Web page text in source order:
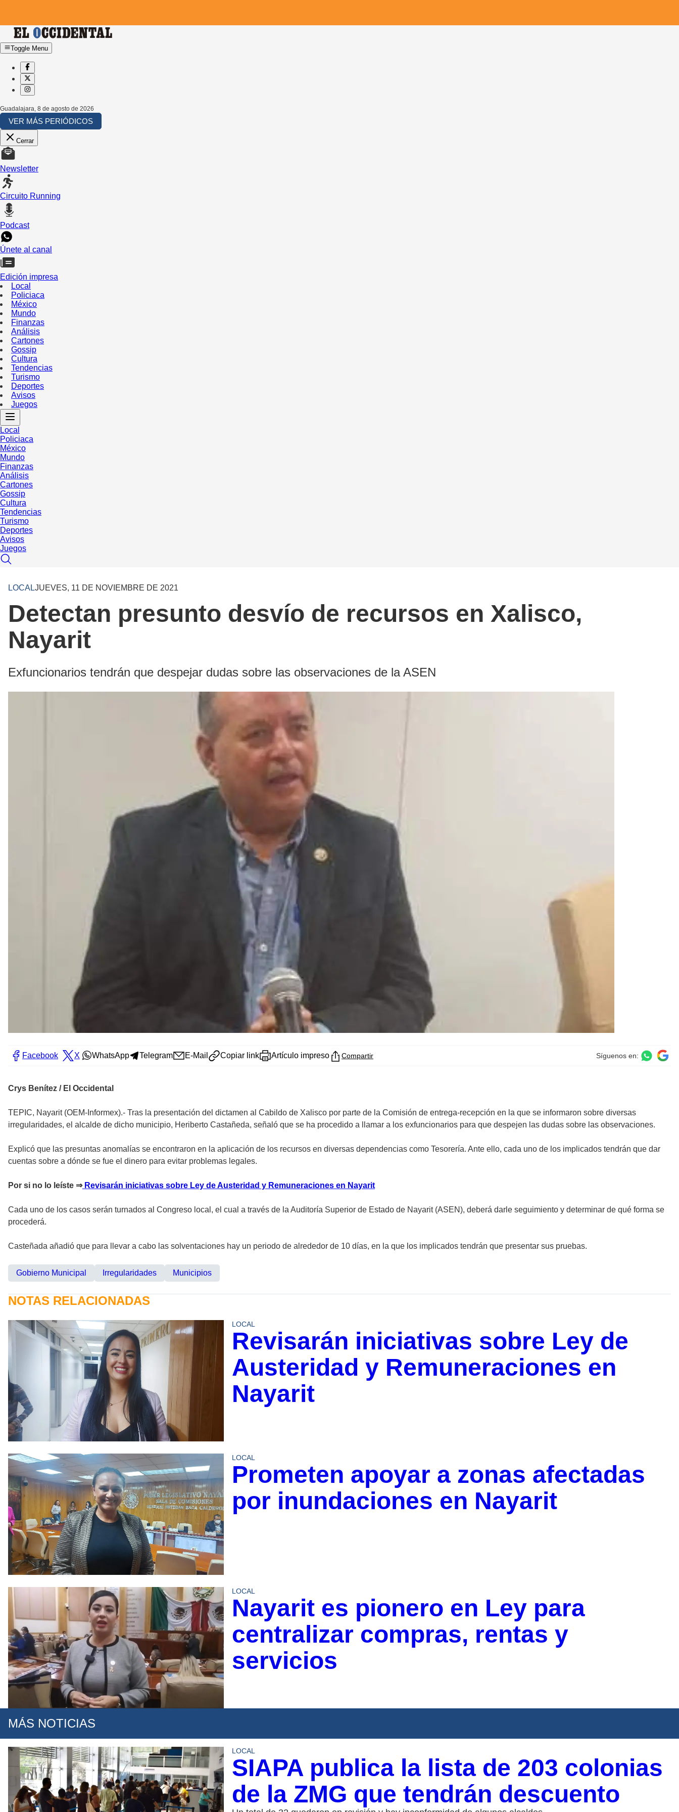
Toggle Menu
Guadalajara, 8 de agosto de 2026
VER MÁS PERIÓDICOS
Cerrar
Newsletter
Circuito Running
Podcast
Únete al canal
Edición impresa
Local
Policiaca
México
Mundo
Finanzas
Análisis
Cartones
Gossip
Cultura
Tendencias
Turismo
Deportes
Avisos
Juegos
Local
Policiaca
México
Mundo
Finanzas
Análisis
Cartones
Gossip
Cultura
Tendencias
Turismo
Deportes
Avisos
Juegos
LOCALJUEVES, 11 DE NOVIEMBRE DE 2021
Detectan presunto desvío de recursos en Xalisco,
Nayarit
Exfuncionarios tendrán que despejar dudas sobre las observaciones de la ASEN
Facebook X WhatsApp Telegram E-Mail Copiar link Artículo impreso Compartir Síguenos en:
Crys Benítez / El Occidental
TEPIC, Nayarit (OEM-Informex).- Tras la presentación del dictamen al Cabildo de Xalisco por parte de la Comisión de entrega-recepción en la que se informaron sobre diversas
irregularidades, el alcalde de dicho municipio, Heriberto Castañeda, señaló que se ha procedido a llamar a los exfuncionarios para que despejen las dudas sobre las observaciones.
Explicó que las presuntas anomalías se encontraron en la aplicación de los recursos en diversas dependencias como Tesorería. Ante ello, cada uno de los implicados tendrán que dar
cuentas sobre a dónde se fue el dinero para evitar problemas legales.
Por si no lo leíste ⇒Revisarán iniciativas sobre Ley de Austeridad y Remuneraciones en Nayarit
Cada uno de los casos serán turnados al Congreso local, el cual a través de la Auditoría Superior de Estado de Nayarit (ASEN), deberá darle seguimiento y determinar de qué forma se
procederá.
Casteñada añadió que para llevar a cabo las solventaciones hay un periodo de alrededor de 10 días, en la que los implicados tendrán que presentar sus pruebas.
Gobierno Municipal Irregularidades Municipios
NOTAS RELACIONADAS
LOCAL
Revisarán iniciativas sobre Ley de
Austeridad y Remuneraciones en
Nayarit
LOCAL
Prometen apoyar a zonas afectadas
por inundaciones en Nayarit
LOCAL
Nayarit es pionero en Ley para
centralizar compras, rentas y
servicios
MÁS NOTICIAS
LOCAL
SIAPA publica la lista de 203 colonias
de la ZMG que tendrán descuento